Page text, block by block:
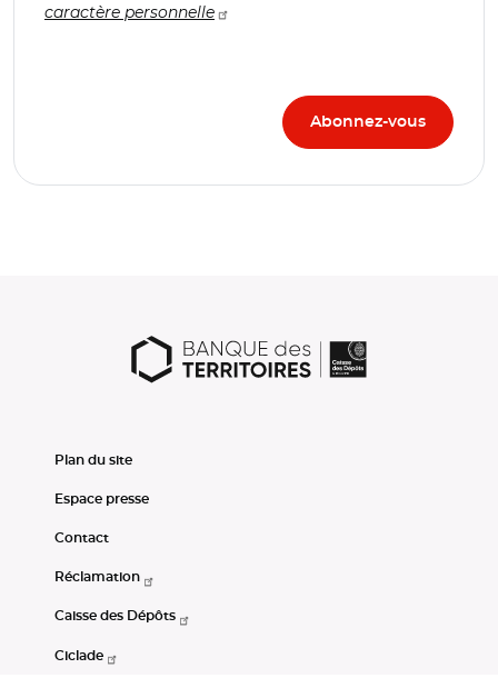
caractère personnelle
Plan du site
Espace presse
Contact
Réclamation
Caisse des Dépôts
Ciclade